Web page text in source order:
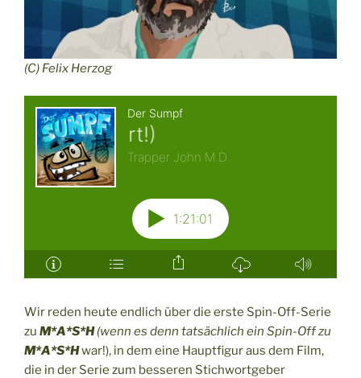
(C) Felix Herzog
Wir reden heute endlich über die erste Spin-Off-Serie
zu M*A*S*H(wenn es denn tatsächlich ein Spin-Off zu
M*A*S*Hwar!), in dem eine Hauptfigur aus dem Film,
die in der Serie zum besseren Stichwortgeber